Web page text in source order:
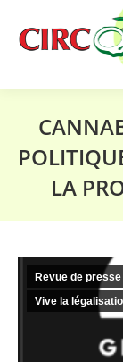
LA
Revue de presse
Vive la